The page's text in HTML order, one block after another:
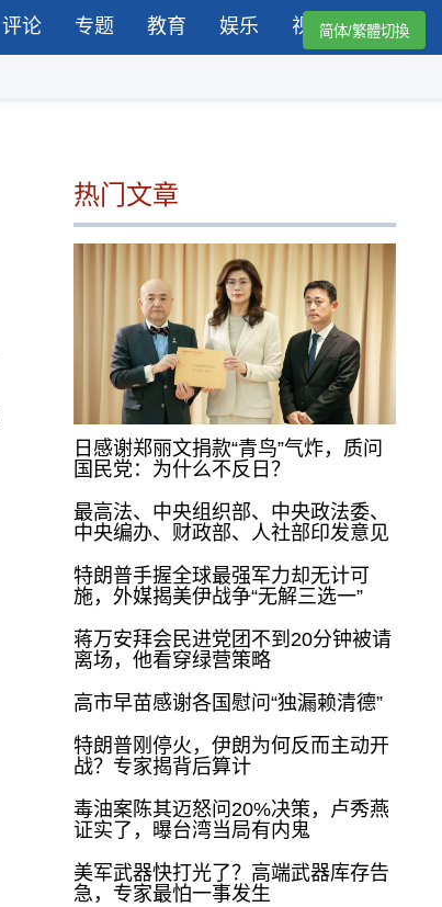
评论 专题 教育 娱乐 视频简体/繁體切換
热门文章
日感谢郑丽文捐款“青鸟”气炸，质问
国民党：为什么不反日？
最高法、中央组织部、中央政法委、
中央编办、财政部、人社部印发意见
特朗普手握全球最强军力却无计可
施，外媒揭美伊战争“无解三选一”
蒋万安拜会民进党团不到20分钟被请
离场，他看穿绿营策略
高市早苗感谢各国慰问“独漏赖清德”
特朗普刚停火，伊朗为何反而主动开
战？专家揭背后算计
毒油案陈其迈怒问20%决策，卢秀燕
证实了，曝台湾当局有内鬼
美军武器快打光了？高端武器库存告
急，专家最怕一事发生